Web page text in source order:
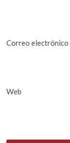
Correo electrónico
Web